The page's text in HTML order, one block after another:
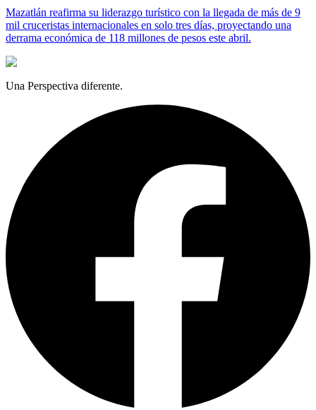
Mazatlán reafirma su liderazgo turístico con la llegada de más de 9
mil cruceristas internacionales en solo tres días, proyectando una
derrama económica de 118 millones de pesos este abril.
Una Perspectiva diferente.